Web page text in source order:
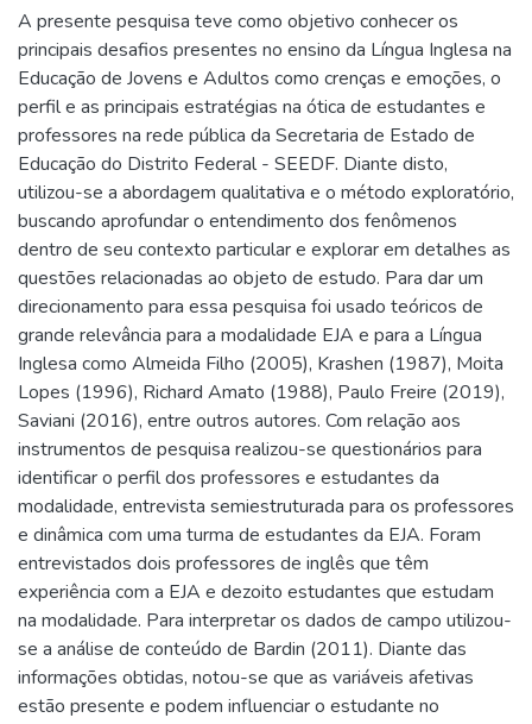
A presente pesquisa teve como objetivo conhecer os
principais desafios presentes no ensino da Língua Inglesa na
Educação de Jovens e Adultos como crenças e emoções, o
perfil e as principais estratégias na ótica de estudantes e
professores na rede pública da Secretaria de Estado de
Educação do Distrito Federal - SEEDF. Diante disto,
utilizou-se a abordagem qualitativa e o método exploratório,
buscando aprofundar o entendimento dos fenômenos
dentro de seu contexto particular e explorar em detalhes as
questões relacionadas ao objeto de estudo. Para dar um
direcionamento para essa pesquisa foi usado teóricos de
grande relevância para a modalidade EJA e para a Língua
Inglesa como Almeida Filho (2005), Krashen (1987), Moita
Lopes (1996), Richard Amato (1988), Paulo Freire (2019),
Saviani (2016), entre outros autores. Com relação aos
instrumentos de pesquisa realizou-se questionários para
identificar o perfil dos professores e estudantes da
modalidade, entrevista semiestruturada para os professores
e dinâmica com uma turma de estudantes da EJA. Foram
entrevistados dois professores de inglês que têm
experiência com a EJA e dezoito estudantes que estudam
na modalidade. Para interpretar os dados de campo utilizou-
se a análise de conteúdo de Bardin (2011). Diante das
informações obtidas, notou-se que as variáveis afetivas
estão presente e podem influenciar o estudante no